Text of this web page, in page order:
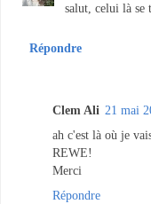
salut, celui là se
Répondre
Clem Ali 21 mai
ah c'est là où je
REWE!
Merci
Répondre